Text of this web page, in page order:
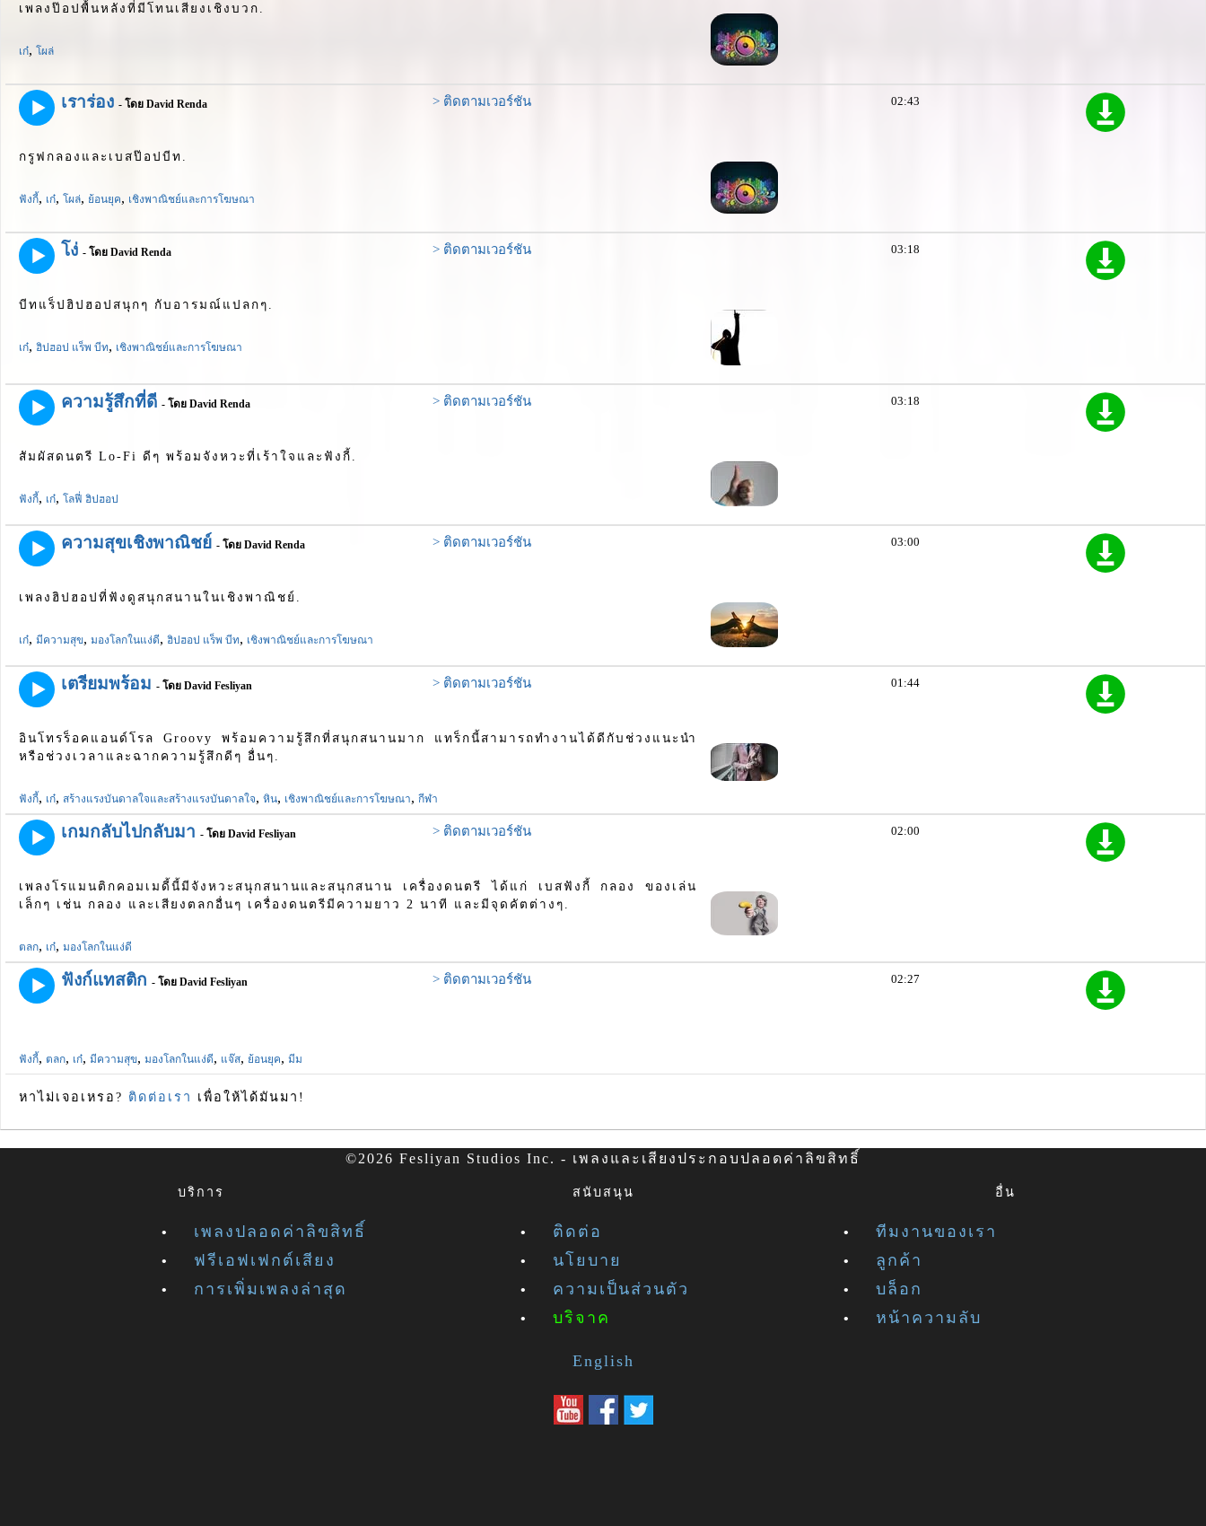
เพลงป๊อปพื้นหลังที่มีโทนเสียงเชิงบวก.
เก๋, โผล่
เราร่อง - โดย David Renda > ติดตามเวอร์ชัน
กรูฟกลองและเบสป๊อปบีท.
ฟังกี้, เก๋, โผล่, ย้อนยุค, เชิงพาณิชย์และการโฆษณา
02:43
โง่ - โดย David Renda > ติดตามเวอร์ชัน
บีทแร็ปฮิปฮอปสนุกๆ กับอารมณ์แปลกๆ.
เก๋, ฮิปฮอป แร็พ บีท, เชิงพาณิชย์และการโฆษณา
03:18
ความรู้สึกที่ดี - โดย David Renda > ติดตามเวอร์ชัน
สัมผัสดนตรี Lo-Fi ดีๆ พร้อมจังหวะที่เร้าใจและฟังกี้.
ฟังกี้, เก๋, โลฟี่ ฮิปฮอป
03:18
ความสุขเชิงพาณิชย์ - โดย David Renda > ติดตามเวอร์ชัน
เพลงฮิปฮอปที่ฟังดูสนุกสนานในเชิงพาณิชย์.
เก๋, มีความสุข, มองโลกในแง่ดี, ฮิปฮอป แร็พ บีท, เชิงพาณิชย์และการโฆษณา
03:00
เตรียมพร้อม - โดย David Fesliyan > ติดตามเวอร์ชัน
อินโทรร็อคแอนด์โรล Groovy พร้อมความรู้สึกที่สนุกสนานมาก แทร็กนี้สามารถทำงานได้ดีกับช่วงแนะนำ
หรือช่วงเวลาและฉากความรู้สึกดีๆ อื่นๆ.
ฟังกี้, เก๋, สร้างแรงบันดาลใจและสร้างแรงบันดาลใจ, หิน, เชิงพาณิชย์และการโฆษณา, กีฬา
01:44
เกมกลับไปกลับมา - โดย David Fesliyan > ติดตามเวอร์ชัน
เพลงโรแมนติกคอมเมดี้นี้มีจังหวะสนุกสนานและสนุกสนาน เครื่องดนตรี ได้แก่ เบสฟังกี้ กลอง ของเล่น
เล็กๆ เช่น กลอง และเสียงตลกอื่นๆ เครื่องดนตรีมีความยาว 2 นาที และมีจุดคัตต่างๆ.
ตลก, เก๋, มองโลกในแง่ดี
02:00
ฟังก์แทสติก - โดย David Fesliyan > ติดตามเวอร์ชัน
ฟังกี้, ตลก, เก๋, มีความสุข, มองโลกในแง่ดี, แจ๊ส, ย้อนยุค, มีม
02:27
หาไม่เจอเหรอ? ติดต่อเรา เพื่อให้ได้มันมา!
©2026 Fesliyan Studios Inc. - เพลงและเสียงประกอบปลอดค่าลิขสิทธิ์
บริการ
เพลงปลอดค่าลิขสิทธิ์
ฟรีเอฟเฟกต์เสียง
การเพิ่มเพลงล่าสุด
สนับสนุน
ติดต่อ
นโยบาย
ความเป็นส่วนตัว
บริจาค
อื่น
ทีมงานของเรา
ลูกค้า
บล็อก
หน้าความลับ
English